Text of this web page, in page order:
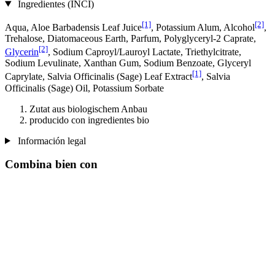
Ingredientes (INCI)
Aqua, Aloe Barbadensis Leaf Juice[1], Potassium Alum, Alcohol[2],
Trehalose, Diatomaceous Earth, Parfum, Polyglyceryl-2 Caprate,
Glycerin[2], Sodium Caproyl/Lauroyl Lactate, Triethylcitrate,
Sodium Levulinate, Xanthan Gum, Sodium Benzoate, Glyceryl
Caprylate, Salvia Officinalis (Sage) Leaf Extract[1], Salvia
Officinalis (Sage) Oil, Potassium Sorbate
Zutat aus biologischem Anbau
producido con ingredientes bio
Información legal
Combina bien con